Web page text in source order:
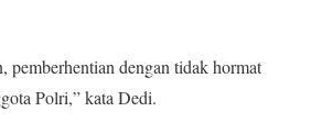
pemberhentian dengan tidak hormat
Polri,” kata Dedi.